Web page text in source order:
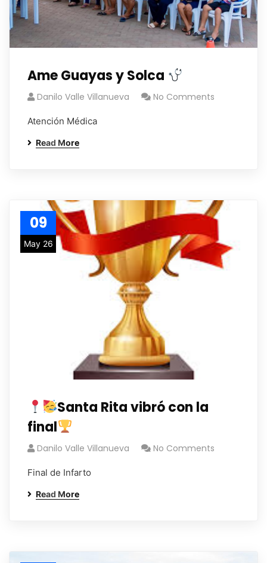
Ame Guayas y Solca
Danilo Valle Villanueva No Comments
Atención Médica
Read More
09
May 26
Santa Rita vibró con la
final
Danilo Valle Villanueva No Comments
Final de Infarto
Read More